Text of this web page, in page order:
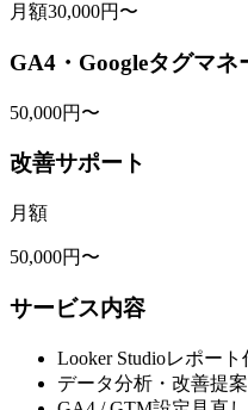
月額30,000円〜
GA4・Googleタグマ
50,000円〜
改善サポート
月額
50,000円〜
サービス内容
Looker Studioレポート
データ分析・改善提案